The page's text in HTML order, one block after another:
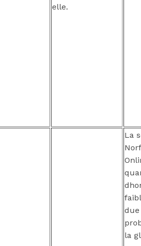
elle.
La
la